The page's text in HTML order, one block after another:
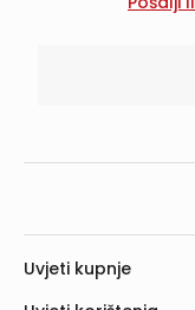
Uvjeti kupnje